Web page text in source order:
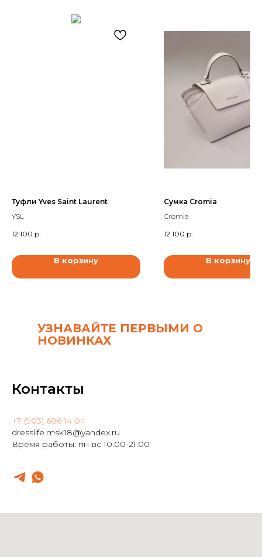
Туфли Yves Saint Laurent
YSL
12 100 р.
В корзину
Сумка Cromia
Cromia
12 100 р.
В корзину
УЗНАВАЙТЕ ПЕРВЫМИ О
НОВИНКАХ
Контакты
+7 (903) 686 14 04
dresslife.msk18@yandex.ru
Время работы: пн-вс 10:00-21:00